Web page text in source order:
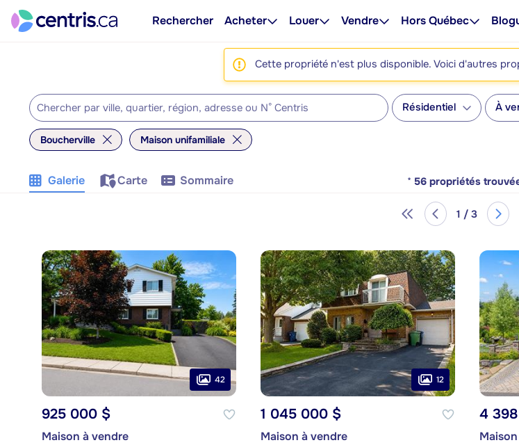
Rechercher Acheter Louer Vendre Hors Québec
Cette propriété n'est plus disponible. Voici d'autres
Résidentiel À
Boucherville Maison unifamiliale
Galerie Carte Sommaire * 56 propriétés
1 / 3
42
925 000 $
Maison à vendre
12
1 045 000 $
Maison à vendre
4